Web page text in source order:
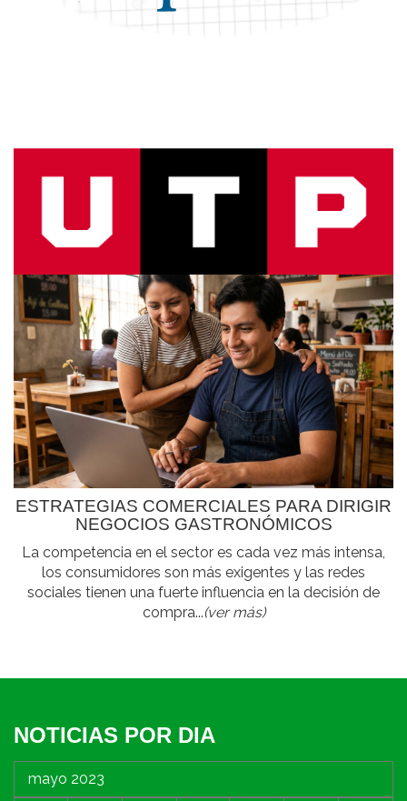
ESTRATEGIAS COMERCIALES PARA DIRIGIR
NEGOCIOS GASTRONÓMICOS
La competencia en el sector es cada vez más intensa,
los consumidores son más exigentes y las redes
sociales tienen una fuerte influencia en la decisión de
compra...(ver más)
NOTICIAS POR DIA
mayo 2023